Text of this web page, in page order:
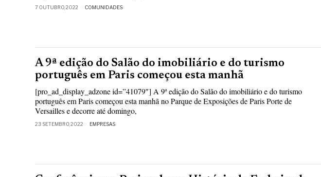
7 OUTUBRO, 2022 COMUNIDADES
A 9ª edição do Salão do imobiliário e do turismo
português em Paris começou esta manhã
[pro_ad_display_adzone id=”41079″] A 9ª edição do Salão do imobiliário e do turismo
português em Paris começou esta manhã no Parque de Exposições de Paris Porte de
Versailles e decorre até domingo,
23 SETEMBRO, 2022 EMPRESAS